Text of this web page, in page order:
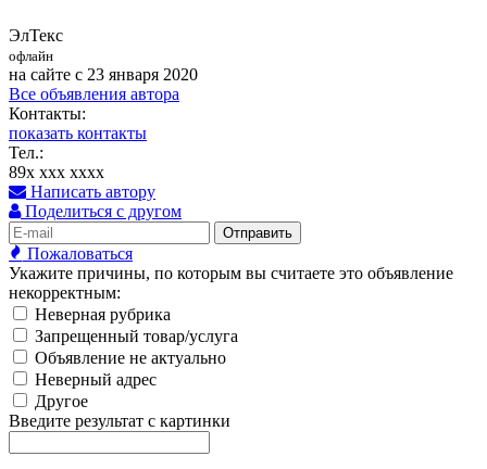
ЭлТекс
офлайн
на сайте с 23 января 2020
Все объявления автора
Контакты:
показать контакты
Тел.:
89x xxx xxxx
Написать автору
Поделиться с другом
Отправить
Пожаловаться
Укажите причины, по которым вы считаете это объявление
некорректным:
Неверная рубрика
Запрещенный товар/услуга
Объявление не актуально
Неверный адрес
Другое
Введите результат с картинки